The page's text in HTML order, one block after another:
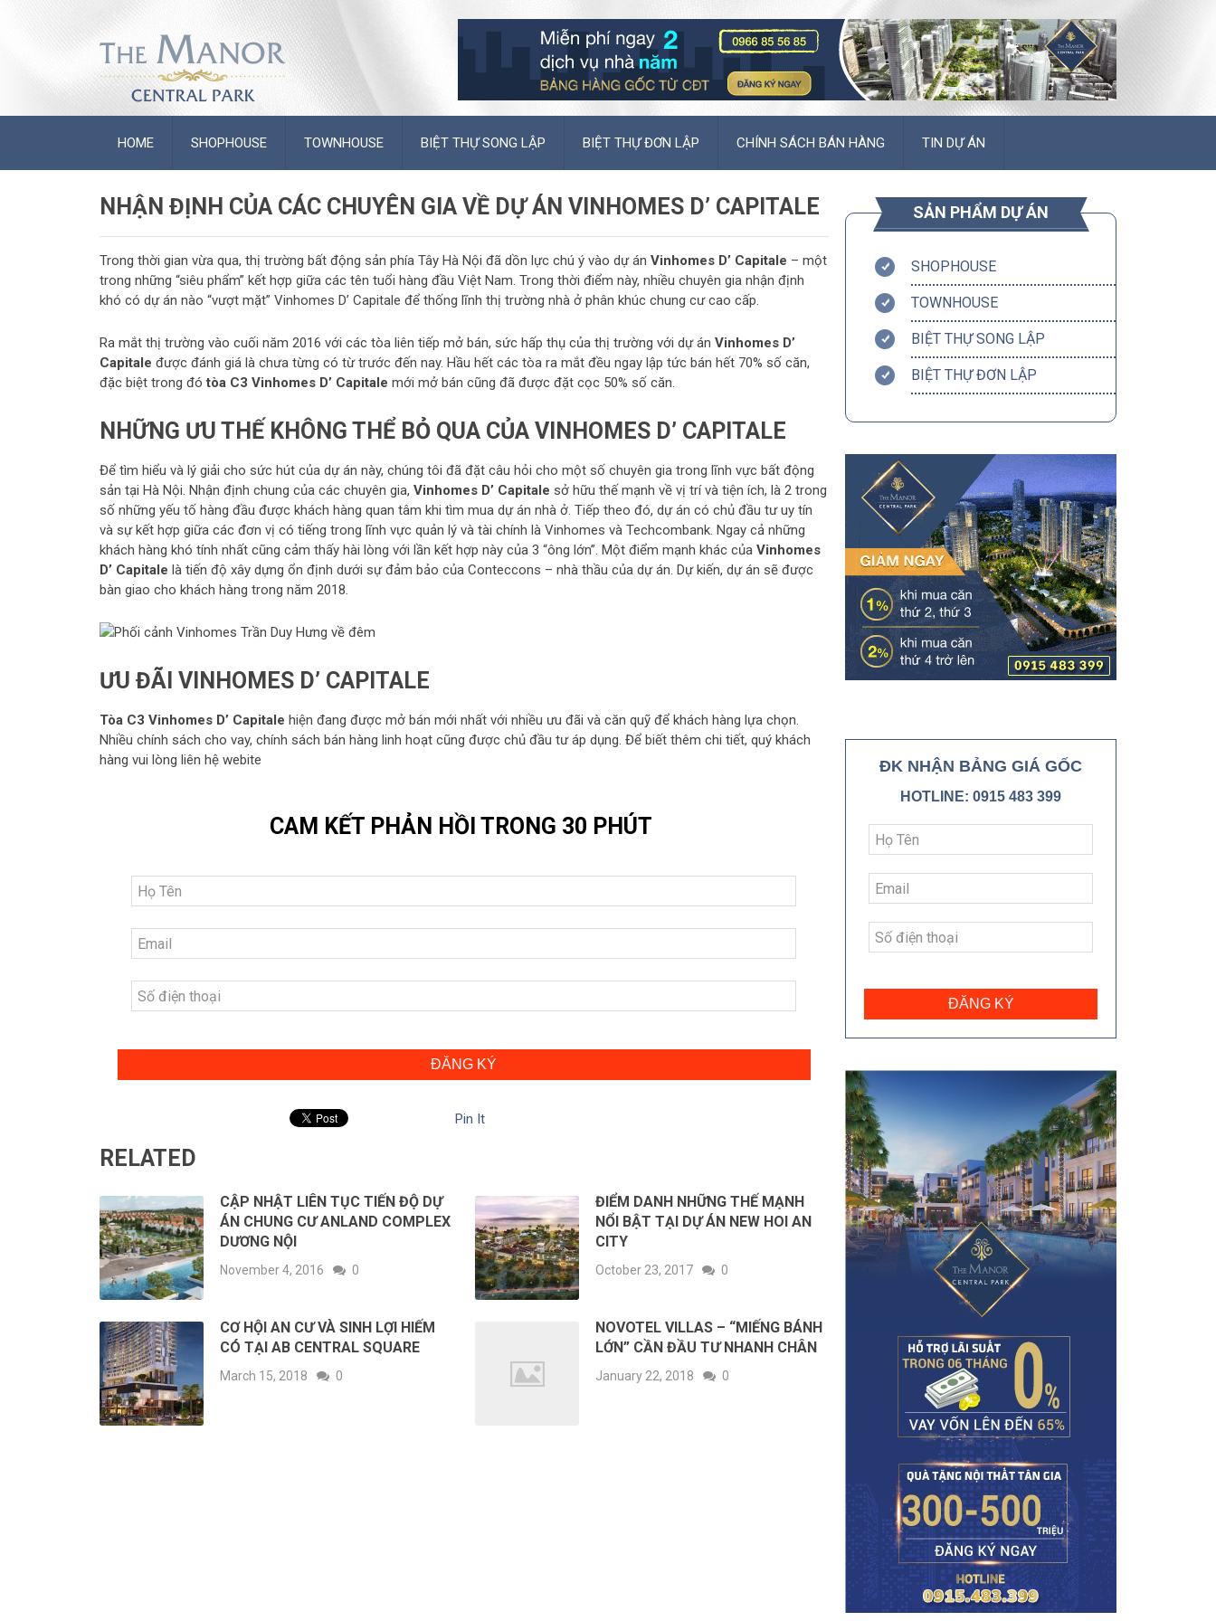
HOME SHOPHOUSE TOWNHOUSE BIỆT THỰ SONG LẬP BIỆT THỰ ĐƠN LẬP CHÍNH SÁCH BÁN HÀNG TIN DỰ ÁN
NHẬN ĐỊNH CỦA CÁC CHUYÊN GIA VỀ DỰ ÁN VINHOMES D’ CAPITALE
Trong thời gian vừa qua, thị trường bất động sản phía Tây Hà Nội đã dồn lực chú ý vào dự án Vinhomes D’ Capitale – một
trong những “siêu phẩm” kết hợp giữa các tên tuổi hàng đầu Việt Nam. Trong thời điểm này, nhiều chuyên gia nhận định
khó có dự án nào “vượt mặt” Vinhomes D’ Capitale để thống lĩnh thị trường nhà ở phân khúc chung cư cao cấp.
Ra mắt thị trường vào cuối năm 2016 với các tòa liên tiếp mở bán, sức hấp thụ của thị trường với dự án Vinhomes D’
Capitale được đánh giá là chưa từng có từ trước đến nay. Hầu hết các tòa ra mắt đều ngay lập tức bán hết 70% số căn,
đặc biệt trong đótòa C3 Vinhomes D’ Capitale mới mở bán cũng đã được đặt cọc 50% số căn.
NHỮNG ƯU THẾ KHÔNG THỂ BỎ QUA CỦA VINHOMES D’ CAPITALE
Để tìm hiểu và lý giải cho sức hút của dự án này, chúng tôi đã đặt câu hỏi cho một số chuyên gia trong lĩnh vực bất động
sản tại Hà Nội. Nhận định chung của các chuyên gia, Vinhomes D’ Capitale sở hữu thế mạnh về vị trí và tiện ích, là 2 trong
số những yếu tố hàng đầu được khách hàng quan tâm khi tìm mua dự án nhà ở. Tiếp theo đó, dự án có chủ đầu tư uy tín
và sự kết hợp giữa các đơn vị có tiếng trong lĩnh vực quản lý và tài chính là Vinhomes và Techcombank. Ngay cả những
khách hàng khó tính nhất cũng cảm thấy hài lòng với lần kết hợp này của 3 “ông lớn”. Một điểm mạnh khác của Vinhomes
D’ Capitale là tiến độ xây dựng ổn định dưới sự đảm bảo của Conteccons – nhà thầu của dự án. Dự kiến, dự án sẽ được
bàn giao cho khách hàng trong năm 2018.
ƯU ĐÃI VINHOMES D’ CAPITALE
Tòa C3 Vinhomes D’ Capitale hiện đang được mở bán mới nhất với nhiều ưu đãi và căn quỹ để khách hàng lựa chọn.
Nhiều chính sách cho vay, chính sách bán hàng linh hoạt cũng được chủ đầu tư áp dụng. Để biết thêm chi tiết, quý khách
hàng vui lòng liên hệ webite
CAM KẾT PHẢN HỒI TRONG 30 PHÚT
ĐĂNG KÝ
Pin It
RELATED
CẬP NHẬT LIÊN TỤC TIẾN ĐỘ DỰ
ÁN CHUNG CƯ ANLAND COMPLEX
DƯƠNG NỘI
November 4, 2016 0
ĐIỂM DANH NHỮNG THẾ MẠNH
NỔI BẬT TẠI DỰ ÁN NEW HOI AN
CITY
October 23, 2017 0
CƠ HỘI AN CƯ VÀ SINH LỢI HIẾM
CÓ TẠI AB CENTRAL SQUARE
March 15, 2018 0
NOVOTEL VILLAS – “MIẾNG BÁNH
LỚN” CẦN ĐẦU TƯ NHANH CHÂN
January 22, 2018 0
SẢN PHẨM DỰ ÁN
SHOPHOUSE
TOWNHOUSE
BIỆT THỰ SONG LẬP
BIỆT THỰ ĐƠN LẬP
ĐK NHẬN BẢNG GIÁ GỐC
HOTLINE: 0915 483 399
ĐĂNG KÝ